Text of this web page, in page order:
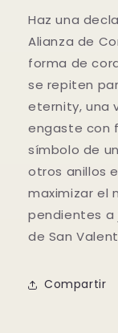
Haz una
Alianza de
forma de
se repiten
eternity, una
engaste con
símbolo de
otros anillos
maximizar el
pendientes a
de San
Compartir